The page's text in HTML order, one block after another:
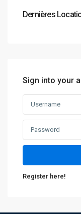
Dernières
Sign into your
Register here!